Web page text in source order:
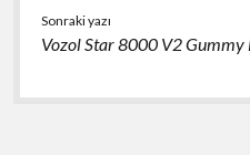
Sonraki yazı
Vozol Star 8000 V2 Gummy